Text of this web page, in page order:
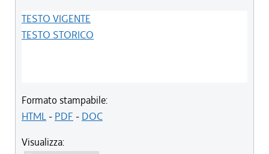
TESTO VIGENTE
TESTO STORICO
Formato stampabile:
HTML- PDF - DOC
Visualizza: